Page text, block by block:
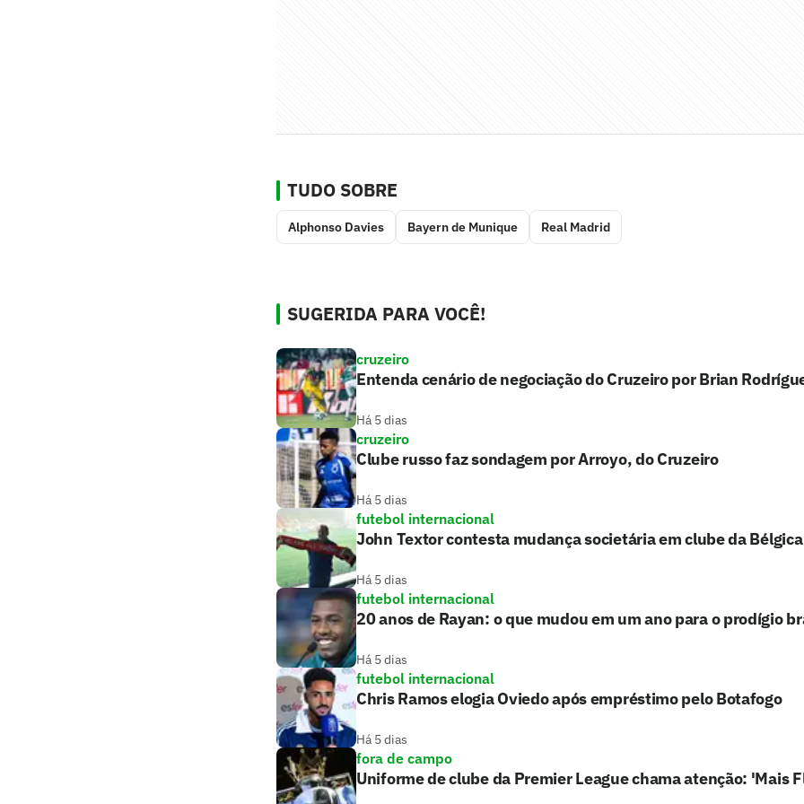
TUDO SOBRE
Alphonso Davies Bayern de Munique Real Madrid
SUGERIDA PARA VOCÊ!
cruzeiro
Entenda cenário de negociação do Cruzeiro por Brian
Há 5 dias
cruzeiro
Clube russo faz sondagem por Arroyo, do Cruzeiro
Há 5 dias
futebol internacional
John Textor contesta mudança societária em clube da Bélgica
Há 5 dias
futebol internacional
20 anos de Rayan: o que mudou em um ano para o prodígio
Há 5 dias
futebol internacional
Chris Ramos elogia Oviedo após empréstimo pelo Botafogo
Há 5 dias
fora de campo
Uniforme de clube da Premier League chama atenção: 'Mais